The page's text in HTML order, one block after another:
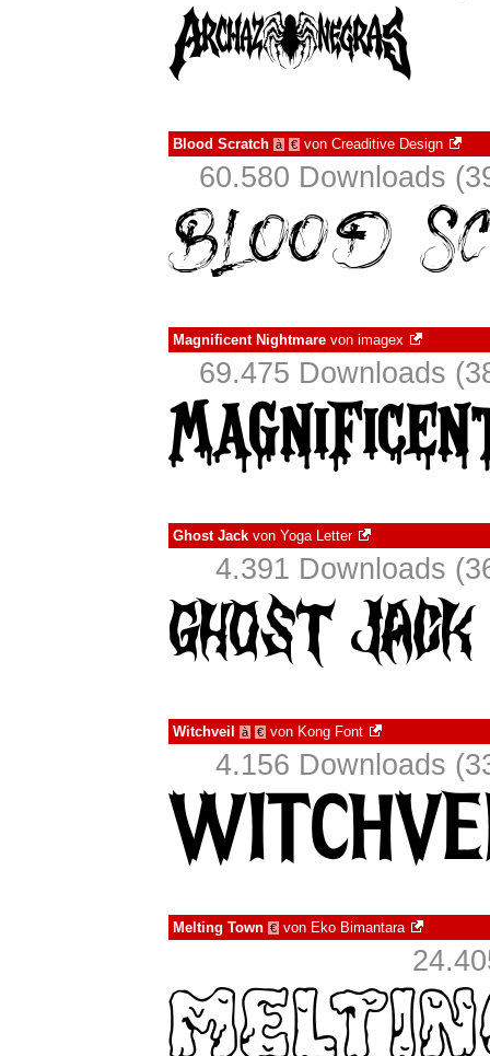
Blood Scratch à € von Creaditive Design
60.580 Downloads
Magnificent Nightmare von imagex
69.475 Downloads
Ghost Jack von Yoga Letter
4.391 Downloads
Witchveil à € von Kong Font
4.156 Downloads
Melting Town € von Eko Bimantara